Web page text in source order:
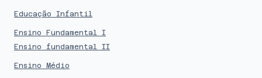
Educação Infantil
Ensino Fundamental I
Ensino fundamental II
Ensino Médio